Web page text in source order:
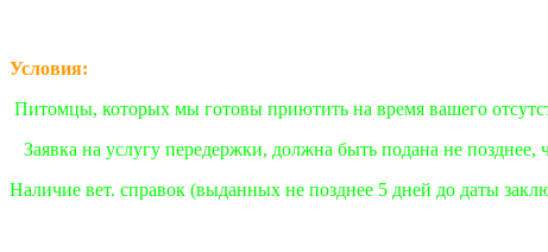
Условия:
Питомцы, которых мы готовы приютить на время вашего
Заявка на услугу передержки, должна быть подана не
Наличие вет. справок (выданных не позднее 5 дней до даты